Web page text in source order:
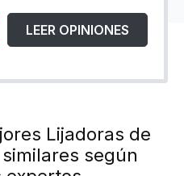
LEER OPINIONES
Lijadoras de
según